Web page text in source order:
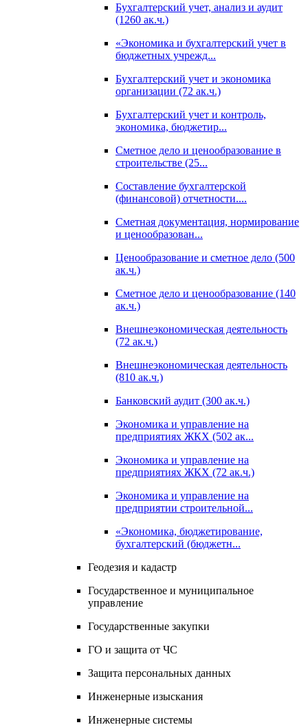
Бухгалтерский учет, анализ и аудит
(1260 ак.ч.)
«Экономика и бухгалтерский учет в
бюджетных учрежд...
Бухгалтерский учет и экономика
организации (72 ак.ч.)
Бухгалтерский учет и контроль,
экономика, бюджетир...
Сметное дело и ценообразование в
строительстве (25...
Составление бухгалтерской
(финансовой) отчетности....
Сметная документация, нормирование
и ценообразован...
Ценообразование и сметное дело (500
ак.ч.)
Сметное дело и ценообразование (140
ак.ч.)
Внешнеэкономическая деятельность
(72 ак.ч.)
Внешнеэкономическая деятельность
(810 ак.ч.)
Банковский аудит (300 ак.ч.)
Экономика и управление на
предприятиях ЖКХ (502 ак...
Экономика и управление на
предприятиях ЖКХ (72 ак.ч.)
Экономика и управление на
предприятии строительной...
«Экономика, бюджетирование,
бухгалтерский (бюджетн...
Геодезия и кадастр
Государственное и муниципальное
управление
Государственные закупки
ГО и защита от ЧС
Защита персональных данных
Инженерные изыскания
Инженерные системы